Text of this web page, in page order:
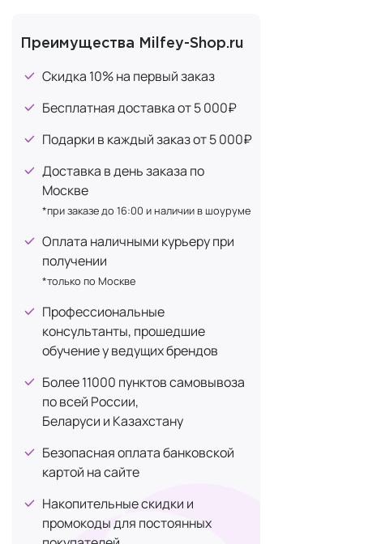
Преимущества Milfey-Shop.ru
Скидка 10% на первый заказ
Бесплатная доставка от 5 000₽
Подарки в каждый заказ от 5 000₽
Доставка в день заказа по
Москве
*при заказе до 16:00 и наличии в шоуруме
Оплата наличными курьеру при
получении
*только по Москве
Профессиональные
консультанты, прошедшие
обучение у ведущих брендов
Более 11000 пунктов самовывоза
по всей России,
Беларуси и Казахстану
Безопасная оплата банковской
картой на сайте
Накопительные скидки и
промокоды для постоянных